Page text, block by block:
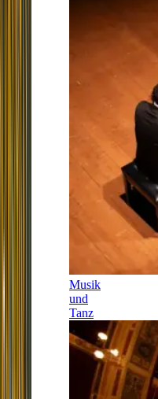
Musik
und
Tanz